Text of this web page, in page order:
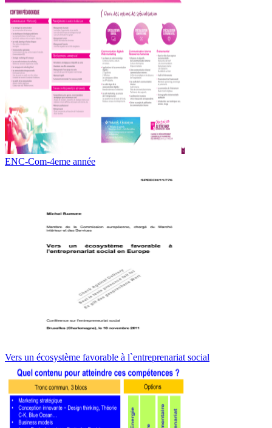
ENC-Com-4eme année
Vers un écosystème favorable à l`entreprenariat social